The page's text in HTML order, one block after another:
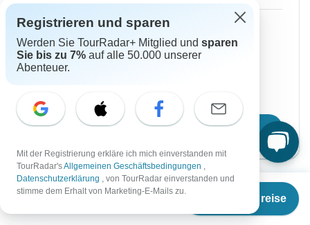
Termine & Preise
Registrierento unlock savings
Preis basierend auf gemeinsam genutztem
Zimmer
Platz für 48 Std reservieren
Reisetermin wählen
Registrieren und sparen
Werden Sie TourRadar+ Mitglied und sparen
Sie bis zu 7% auf alle 50.000 unserer
Abenteuer.
Mit der Registrierung erkläre ich mich einverstanden mit
TourRadar'sAllgemeinen Geschäftsbedingungen ,
Datenschutzerklärung , von TourRadar einverstanden und
stimme dem Erhalt von Marketing-E-Mails zu.